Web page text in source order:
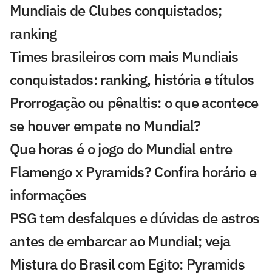
Mundiais de Clubes conquistados;
ranking
Times brasileiros com mais Mundiais
conquistados: ranking, história e títulos
Prorrogação ou pênaltis: o que acontece
se houver empate no Mundial?
Que horas é o jogo do Mundial entre
Flamengo x Pyramids? Confira horário e
informações
PSG tem desfalques e dúvidas de astros
antes de embarcar ao Mundial; veja
Mistura do Brasil com Egito: Pyramids